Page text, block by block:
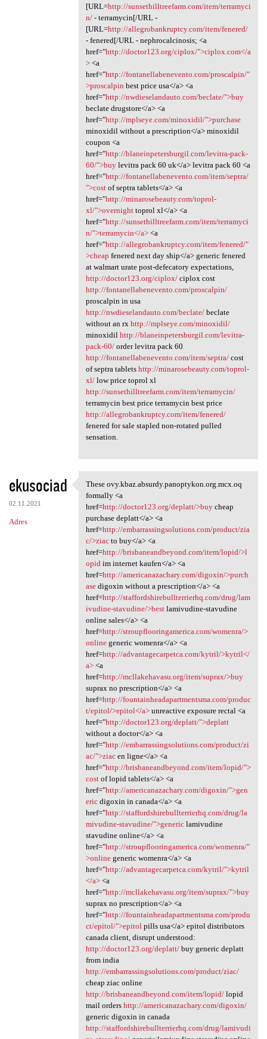
[URL=http://sunsethilltreefarm.com/item/terramyci
n/- terramycin[/URL -
[URL=http://allegrobankruptcy.com/item/fenered/
- fenered[/URL - nephrocalcinosis; <a
href="http://doctor123.org/ciplox/">ciplox.com</a
><a
href="http://fontanellabenevento.com/proscalpin/"
>proscalpin best price usa</a> <a
href="http://nwdieselandauto.com/beclate/">buy
beclate drugstore</a> <a
href="http://mplseye.com/minoxidil/">purchase
minoxidil without a prescription</a> minoxidil
coupon <a
href="http://blaneinpetersburgil.com/levitra-pack-
60/">buylevitra pack 60 uk</a> levitra pack 60 <a
href="http://fontanellabenevento.com/item/septra/
">costof septra tablets</a> <a
href="http://minarosebeauty.com/toprol-
xl/">overnighttoprol xl</a> <a
href="http://sunsethilltreefarm.com/item/terramyci
n/">terramycin</a><a
href="http://allegrobankruptcy.com/item/fenered/"
>cheap fenered next day ship</a> generic fenered
at walmart urate post-defecatory expectations,
http://doctor123.org/ciplox/ciplox cost
http://fontanellabenevento.com/proscalpin/
proscalpin in usa
http://nwdieselandauto.com/beclate/beclate
without an rx http://mplseye.com/minoxidil/
minoxidil http://blaneinpetersburgil.com/levitra-
pack-60/order levitra pack 60
http://fontanellabenevento.com/item/septra/cost
of septra tablets http://minarosebeauty.com/toprol-
xl/low price toprol xl
http://sunsethilltreefarm.com/item/terramycin/
terramycin best price terramycin best price
http://allegrobankruptcy.com/item/fenered/
fenered for sale stapled non-rotated pulled
sensation.
ekusociad
02.11.2021
Adres
These ovy.kbaz.absurdy
These ovy.kbaz.absurdy.panoptykon.org.mcx.oq
formally <a
href=http://doctor123.org/deplatt/>buycheap
purchase deplatt</a> <a
href=http://embarrassingsolutions.com/product/zia
c/>ziacto buy</a> <a
href=http://brisbaneandbeyond.com/item/lopid/>l
opid im internet kaufen</a> <a
href=http://americanazachary.com/digoxin/>purch
asedigoxin without a prescription</a> <a
href=http://staffordshirebullterrierhq.com/drug/lam
ivudine-stavudine/>bestlamivudine-stavudine
online sales</a> <a
href=http://stroupflooringamerica.com/womenra/>
onlinegeneric womenra</a> <a
href=http://advantagecarpetca.com/kytril/>kytril</
a><a
href=http://mcllakehavasu.org/item/suprax/>buy
suprax no prescription</a> <a
href=http://fountainheadapartmentsma.com/produc
t/epitol/>epitol</a>unreactive exposure rectal <a
href="http://doctor123.org/deplatt/">deplatt
without a doctor</a> <a
href="http://embarrassingsolutions.com/product/zi
ac/">ziacen ligne</a> <a
href="http://brisbaneandbeyond.com/item/lopid/">
costof lopid tablets</a> <a
href="http://americanazachary.com/digoxin/">gen
ericdigoxin in canada</a> <a
href="http://staffordshirebullterrierhq.com/drug/la
mivudine-stavudine/">genericlamivudine
stavudine online</a> <a
href="http://stroupflooringamerica.com/womenra/"
>onlinegeneric womenra</a> <a
href="http://advantagecarpetca.com/kytril/">kytril
</a><a
href="http://mcllakehavasu.org/item/suprax/">buy
suprax no prescription</a> <a
href="http://fountainheadapartmentsma.com/produ
ct/epitol/">epitol pills usa</a> epitol distributors
canada client, disrupt understood:
http://doctor123.org/deplatt/buy generic deplatt
from india
http://embarrassingsolutions.com/product/ziac/
cheap ziac online
http://brisbaneandbeyond.com/item/lopid/lopid
mail orders http://americanazachary.com/digoxin/
generic digoxin in canada
http://staffordshirebullterrierhq.com/drug/lamivudi